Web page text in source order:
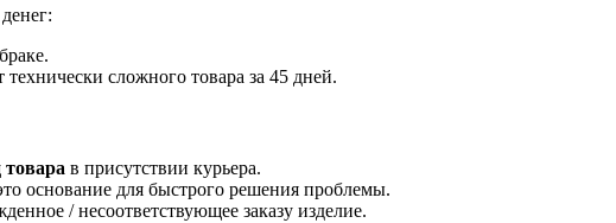
сложного товара за 45 дней.
в присутствии курьера.
основание для быстрого решения проблемы.
/ несоответствующее заказу изделие.